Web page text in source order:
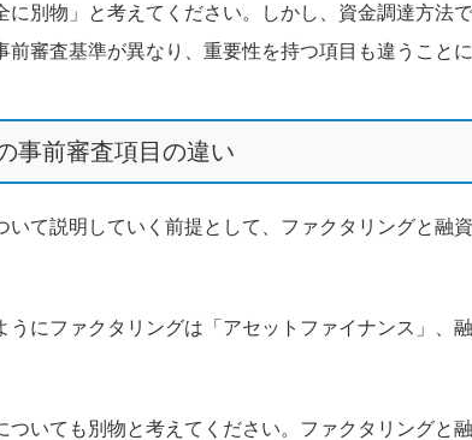
に別物」と考えてください。しかし、資金調達方法
審査基準が異なり、重要性を持つ項目も違うことに
事前審査項目の違い
いて説明していく前提として、ファクタリングと融
うにファクタリングは「アセットファイナンス」、
ついても別物と考えてください。ファクタリングと